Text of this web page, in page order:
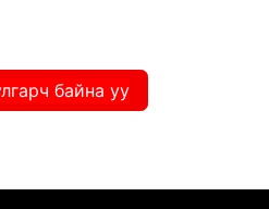
байна уу